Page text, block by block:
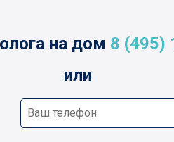
на дом 8 (495)
или